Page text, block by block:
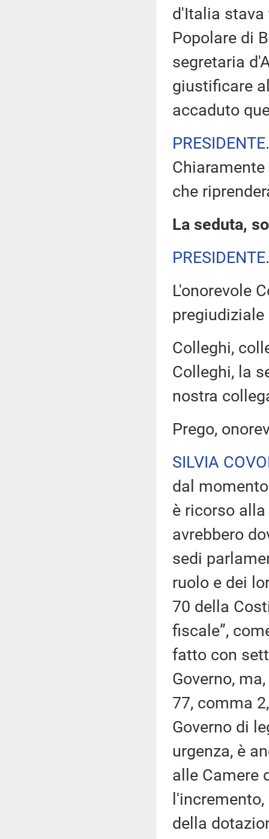
d'Italia stava
Popolare di
segretaria
giustificare
accaduto
PRESIDENTE
che
La seduta,
PRESIDENTE
L'onorevole
pregiudiziale
Colleghi,
Colleghi, la
nostra
Prego,
SILVIA
dal
è ricorso
avrebbero
sedi
ruolo e dei
70 della
fiscale”,
fatto con
Governo,
77, comma
Governo di
urgenza, è
alle Camere
della